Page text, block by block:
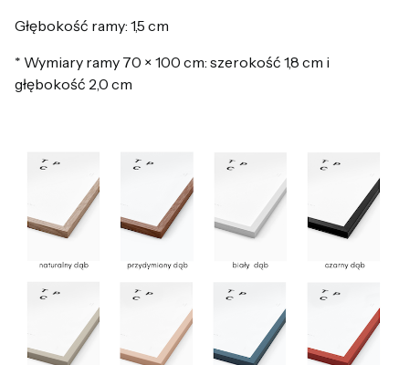
Głębokość ramy: 1,5 cm
* Wymiary ramy 70 × 100 cm: szerokość 1,8 cm i
głębokość 2,0 cm